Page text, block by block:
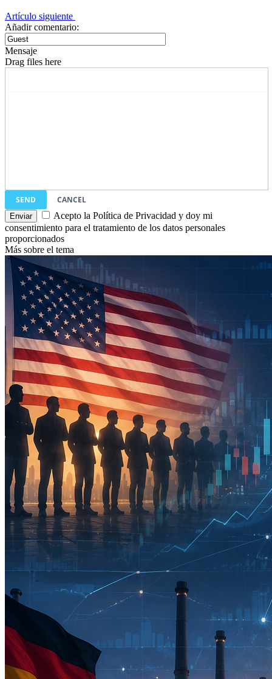
Artículo siguiente
Añadir comentario:
Mensaje
Drag files here
SEND
CANCEL
Acepto la Política de Privacidad y doy mi
consentimiento para el tratamiento de los datos personales
proporcionados
Más sobre el tema